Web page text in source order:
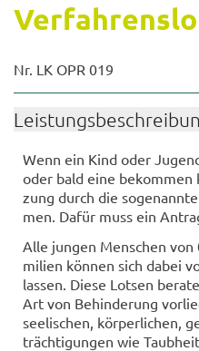
Nr. LK OPR 019
Wenn ein Kind oder
oder bald eine
zung durch die
men. Dafür muss ein
Alle jun­gen Men­schen
mi­li­en kön­nen sich dabei
las­sen. Diese Lot­sen
Art von Be­hin­de­rung
see­li­schen, kör­per­li­chen,
träch­ti­gun­gen wie